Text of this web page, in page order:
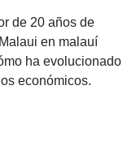
de 20 años de
en malauí
ha evolucionado
económicos.